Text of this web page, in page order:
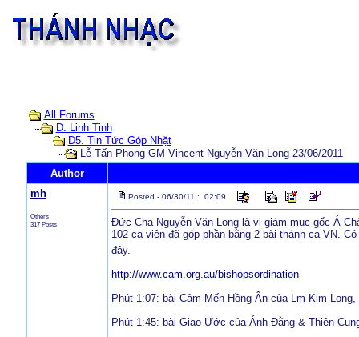
All Forums
D. Linh Tinh
D5. Tin Tức Góp Nhặt
Lễ Tấn Phong GM Vincent Nguyễn Văn Long 23/06/2011
Author
mh
Others
317 Posts
Posted - 06/30/11 : 02:09
Đức Cha Nguyễn Văn Long là vị giám mục gốc Á
102 ca viên đã góp phần bằng 2 bài thánh ca VN.
đây.
http://www.cam.org.au/bishopsordination
Phút 1:07: bài Cảm Mến Hồng Ân của Lm Kim
Phút 1:45: bài Giao Ước của Ánh Đằng & Thiên